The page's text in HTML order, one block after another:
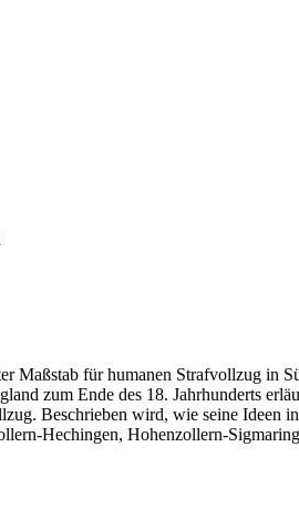
Maßstab für humanen Strafvollzug in
zum Ende des 18. Jahrhunderts
Beschrieben wird, wie seine Ideen
Hechingen, Hohenzollern-